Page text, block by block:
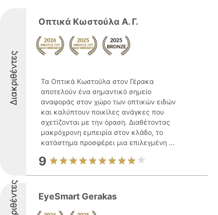
Διακριθέντες
Οπτικά Κωστούλα Α. Γ.
Τα Οπτικά Κωστούλα στον Γέρακα
αποτελούν ένα σημαντικό σημείο
αναφοράς στον χώρο των οπτικών ειδών
και καλύπτουν ποικίλες ανάγκες που
σχετίζονται με την όραση. Διαθέτοντας
μακρόχρονη εμπειρία στον κλάδο, το
κατάστημα προσφέρει μια επιλεγμένη ...
9
EyeSmart Gerakas